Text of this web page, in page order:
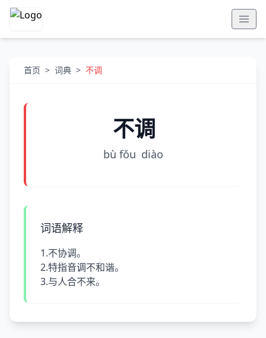
首页 > 词典 > 不调
不调
bù fǒu diào
词语解释
1.不协调。
2.特指音调不和谐。
3.与人合不来。